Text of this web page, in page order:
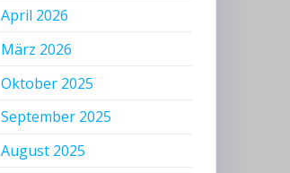
April 2026
März 2026
Oktober 2025
September 2025
August 2025